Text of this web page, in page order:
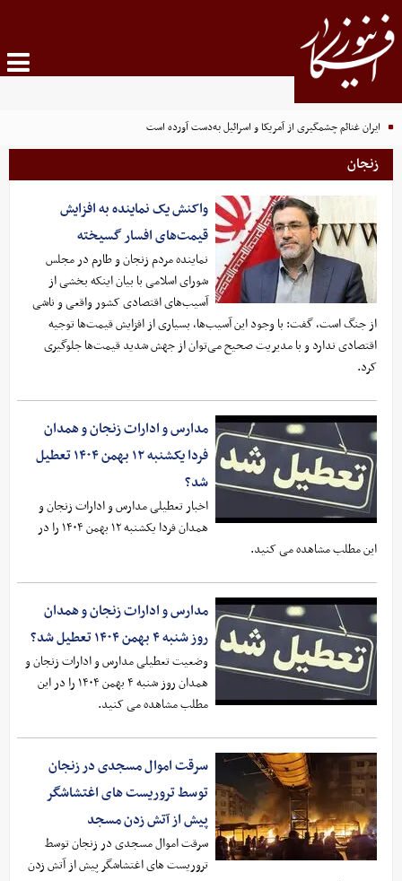
ایران غنائم چشمگیری از آمریکا و اسرائیل به‌دست آورده است
زنجان
واکنش یک نماینده به افزایش
قیمت‌های افسار گسیخته
نماینده مردم زنجان و طارم در مجلس
شورای اسلامی با بیان اینکه بخشی از
آسیب‌های اقتصادی کشور واقعی و ناشی
از جنگ است، گفت: با وجود این آسیب‌ها، بسیاری از افزایش قیمت‌ها توجیه
اقتصادی ندارد و با مدیریت صحیح می‌توان از جهش شدید قیمت‌ها جلوگیری
کرد.
مدارس و ادارات زنجان و همدان
فردا یکشنبه ۱۲ بهمن ۱۴۰۴ تعطیل
شد؟
اخبار تعطیلی مدارس و ادارات زنجان و
همدان فردا یکشنبه ۱۲ بهمن ۱۴۰۴ را در
این مطلب مشاهده می کنید.
مدارس و ادارات زنجان و همدان
روز شنبه ۴ بهمن ۱۴۰۴ تعطیل شد؟
وضعیت تعطیلی مدارس و ادارات زنجان و
همدان روز شنبه ۴ بهمن ۱۴۰۴ را در این
مطلب مشاهده می کنید.
سرقت اموال مسجدی در زنجان
توسط تروریست های اغتشاشگر
پیش از آتش زدن مسجد
سرقت اموال مسجدی در زنجان توسط
تروریست های اغتشاشگر پیش از آتش زدن